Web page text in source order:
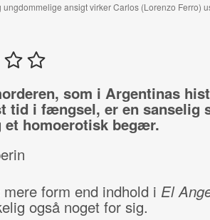
ungdommelige ansigt virker Carlos (Lorenzo Ferro)
som i Argentinas
tid i fængsel, er en sanselig
et homoerotisk begær.
form end indhold i El
også noget for sig.